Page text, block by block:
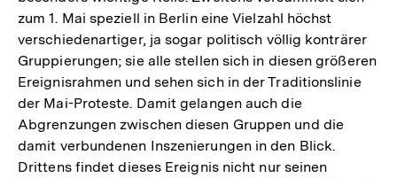
zum 1. Mai speziell in Berlin eine Vielzahl höchst
verschiedenartiger, ja sogar politisch völlig konträrer
Gruppierungen; sie alle stellen sich in diesen größeren
Ereignisrahmen und sehen sich in der Traditionslinie
der Mai-Proteste. Damit gelangen auch die
Abgrenzungen zwischen diesen Gruppen und die
damit verbundenen Inszenierungen in den Blick.
Drittens findet dieses Ereignis nicht nur seinen